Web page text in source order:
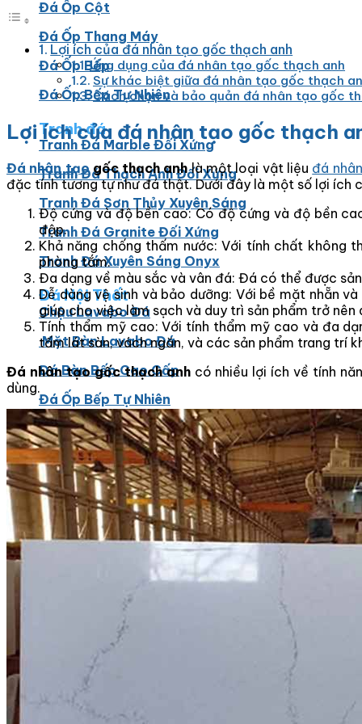
Đá Ốp Cột
Đá Ốp Thang Máy
Đá Ốp Bếp
Đá Ốp Bếp Tự Nhiên
Tranh đá
Tranh Đá Marble Đối Xứng
Tranh Đá Thạch Anh Đối Xứng
Tranh Đá Sơn Thủy Xuyên Sáng
Tranh Đá Granite Đối Xứng
Tranh Đá Xuyên Sáng Onyx
Đá Nội Thất
Chậu Lavabo Đá
Mặt Bàn Lavabo Đá
Đá Bàn Bếp Cao Cấp
Đá Ốp Bếp Tự Nhiên
Các Loại Đá Khác
Kính Màu Ốp Bếp
Mặt Hàng nhập khẩu Container
Vách Tivi ỐP Đá Cao Cấp
Đá Mosaic
Hoa Văn Đá
Đá Ốp Mặt Tiền
Đá Quartz Alpilus
Đá Alpilus Brazil
Lợi ích của đá nhân tạo gốc thạch anh
Ứng dụng của đá nhân tạo gốc thạch anh
Sự khác biệt giữa đá nhân tạo gốc thạch
Cách chọn và bảo quản đá nhân tạo gốc
Lợi ích của đá nhân tạo gốc thạch
Đá nhân tạogốc thạch anhlà một loại vật liệu đá
đặc tính tương tự như đá thật. Dưới đây là một số lợi ích
Độ cứng và độ bền cao: Có độ cứng và độ bền
đập.
Khả năng chống thấm nước: Với tính chất không
phòng tắm.
Đa dạng về màu sắc và vân đá: Đá có thể được
Dễ dàng vệ sinh và bảo dưỡng: Với bề mặt nhẵn
giúp cho việc làm sạch và duy trì sản phẩm trở nên
Tính thẩm mỹ cao: Với tính thẩm mỹ cao và đa
tấm lát sàn, vách ngăn, và các sản phẩm trang trí
Đá nhân tạo gốc thạch anh có nhiều lợi ích về tính
dùng.